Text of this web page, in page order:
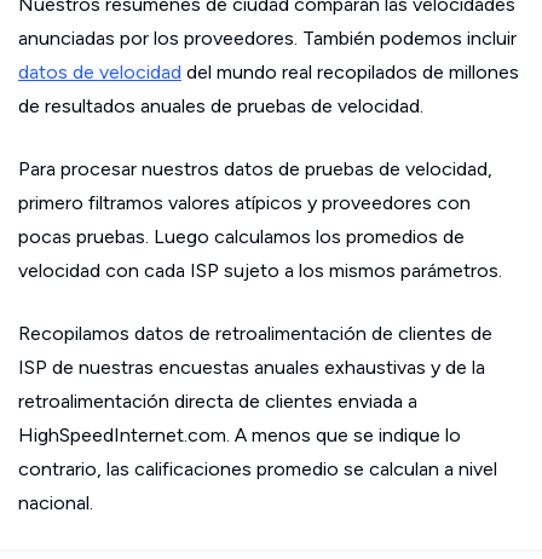
anunciadas por los proveedores. También podemos incluir
datos de velocidad del mundo real recopilados de millones
de resultados anuales de pruebas de velocidad.
Para procesar nuestros datos de pruebas de velocidad,
primero filtramos valores atípicos y proveedores con
pocas pruebas. Luego calculamos los promedios de
velocidad con cada ISP sujeto a los mismos parámetros.
Recopilamos datos de retroalimentación de clientes de
ISP de nuestras encuestas anuales exhaustivas y de la
retroalimentación directa de clientes enviada a
HighSpeedInternet.com. A menos que se indique lo
contrario, las calificaciones promedio se calculan a nivel
nacional.